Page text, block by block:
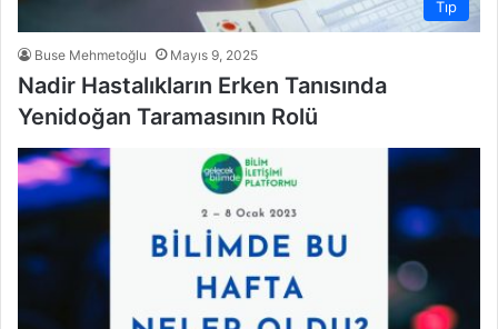
Tıp
Buse Mehmetoğlu Mayıs 9, 2025
Nadir Hastalıkların Erken Tanısında
Yenidoğan Taramasının Rolü